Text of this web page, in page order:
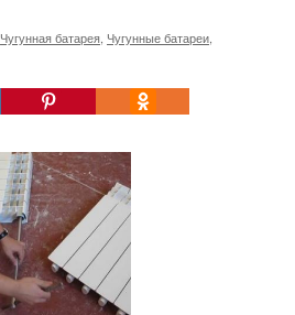
Чугунная батарея Чугунные батареи